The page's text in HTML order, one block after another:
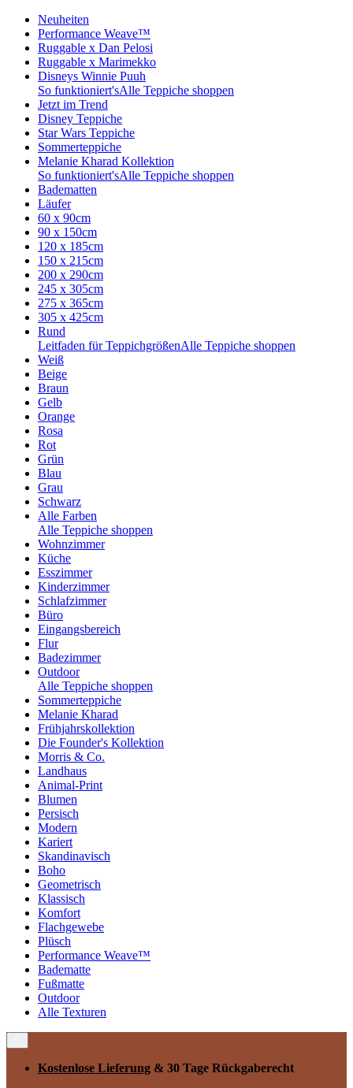
Neuheiten
Performance Weave™
Ruggable x Dan Pelosi
Ruggable x Marimekko
Disneys Winnie Puuh
So funktioniert'sAlle Teppiche shoppen
Jetzt im Trend
Disney Teppiche
Star Wars Teppiche
Sommerteppiche
Melanie Kharad Kollektion
So funktioniert'sAlle Teppiche shoppen
Badematten
Läufer
60 x 90cm
90 x 150cm
120 x 185cm
150 x 215cm
200 x 290cm
245 x 305cm
275 x 365cm
305 x 425cm
Rund
Leitfaden für TeppichgrößenAlle Teppiche shoppen
Weiß
Beige
Braun
Gelb
Orange
Rosa
Rot
Grün
Blau
Grau
Schwarz
Alle Farben
Alle Teppiche shoppen
Wohnzimmer
Küche
Esszimmer
Kinderzimmer
Schlafzimmer
Büro
Eingangsbereich
Flur
Badezimmer
Outdoor
Alle Teppiche shoppen
Sommerteppiche
Melanie Kharad
Frühjahrskollektion
Die Founder's Kollektion
Morris & Co.
Landhaus
Animal-Print
Blumen
Persisch
Modern
Kariert
Skandinavisch
Boho
Geometrisch
Klassisch
Komfort
Flachgewebe
Plüsch
Performance Weave™
Badematte
Fußmatte
Outdoor
Alle Texturen
Kostenlose Lieferung & 30 Tage Rückgaberecht